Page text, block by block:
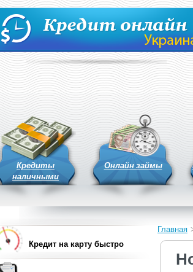
Кредиты
наличными
Онлайн займы
Главная
Кредит на карту быстро